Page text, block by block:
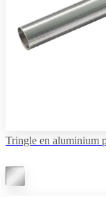
Tringle en aluminium